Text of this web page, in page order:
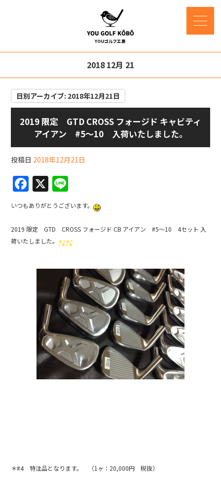
2018 12月 21
日別アーカイブ: 2018年12月21日
2019 限定 GTD CROSS フォージド キャビティ
アイアン #5～10 入荷いたしました。
投稿日 2018年12月21日
F
a
c
e
b
o
k
X
n
e
いつもありがとうございます。
2019 限定 GTD CROSS フォージド CB アイアン #5～10 4セット 入
荷いたしました。
＊#4 特注品となります。 （1ヶ：20,000円 税抜）